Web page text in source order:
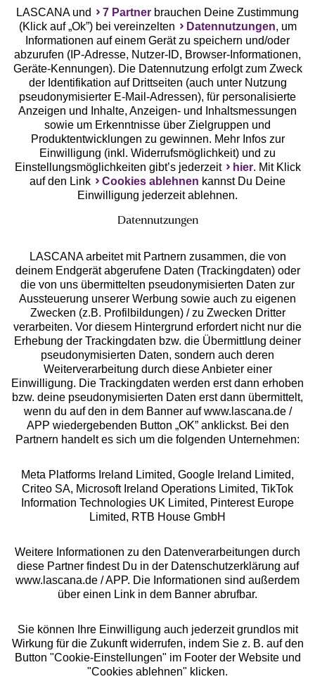
Geprüfte Sicherheit
Unsere Apps
Services
Beratung
Über uns
Rechtliches
Alle Preise inkl. MwSt., zzgl.
Versandkosten
** Bonität vorausgesetzt, berechtigt zur Bonitätsprüfung
LASCANA und 7 Partner brauchen Deine Zustimmung
(Klick auf „Ok”) bei vereinzelten
Datennutzungen, um
Informationen auf einem Gerät zu speichern und/oder
abzurufen (IP-Adresse, Nutzer-ID, Browser-Informationen,
Geräte-Kennungen). Die Datennutzung erfolgt zum Zweck
der Identifikation auf Drittseiten (auch unter Nutzung
pseudonymisierter E-Mail-Adressen), für personalisierte
Anzeigen und Inhalte, Anzeigen- und Inhaltsmessungen
sowie um Erkenntnisse über Zielgruppen und
Produktentwicklungen zu gewinnen. Mehr Infos zur
Einwilligung (inkl. Widerrufsmöglichkeit) und zu
Einstellungsmöglichkeiten gibt’s jederzeit
hier. Mit Klick
auf den Link
Cookies ablehnen kannst Du Deine
Einwilligung jederzeit ablehnen.
Datennutzungen
LASCANA arbeitet mit Partnern zusammen, die von
deinem Endgerät abgerufene Daten (Trackingdaten) oder
die von uns übermittelten pseudonymisierten Daten zur
Aussteuerung unserer Werbung sowie auch zu eigenen
Zwecken (z.B. Profilbildungen) / zu Zwecken Dritter
verarbeiten. Vor diesem Hintergrund erfordert nicht nur die
Erhebung der Trackingdaten bzw. die Übermittlung deiner
pseudonymisierten Daten, sondern auch deren
Weiterverarbeitung durch diese Anbieter einer
Einwilligung. Die Trackingdaten werden erst dann erhoben
bzw. deine pseudonymisierten Daten erst dann übermittelt,
wenn du auf den in dem Banner auf www.lascana.de /
APP wiedergebenden Button „OK” anklickst. Bei den
Partnern handelt es sich um die folgenden Unternehmen:
Meta Platforms Ireland Limited, Google Ireland Limited,
Criteo SA, Microsoft Ireland Operations Limited, TikTok
Information Technologies UK Limited, Pinterest Europe
Limited, RTB House GmbH
Weitere Informationen zu den Datenverarbeitungen durch
diese Partner findest Du in der Datenschutzerklärung auf
www.lascana.de / APP. Die Informationen sind außerdem
über einen Link in dem Banner abrufbar.
Sie können Ihre Einwilligung auch jederzeit grundlos mit
Wirkung für die Zukunft widerrufen, indem Sie z. B. auf den
Button "Cookie-Einstellungen" im Footer der Website und
"Cookies ablehnen" klicken.